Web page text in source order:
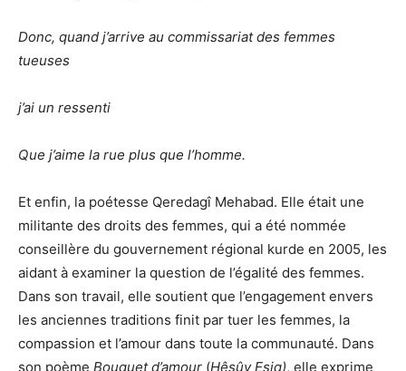
Donc, quand j’arrive au commissariat des femmes
tueuses
j’ai un ressenti
Que j’aime la rue plus que l’homme.
Et enfin, la poétesse Qeredagî Mehabad. Elle était une
militante des droits des femmes, qui a été nommée
conseillère du gouvernement régional kurde en 2005, les
aidant à examiner la question de l’égalité des femmes.
Dans son travail, elle soutient que l’engagement envers
les anciennes traditions finit par tuer les femmes, la
compassion et l’amour dans toute la communauté. Dans
son poème Bouquet d’amour (Hêsûy Esiq), elle exprime